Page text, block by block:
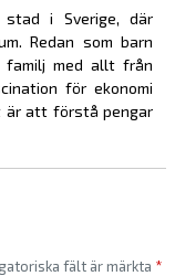
i Sverige, där
Redan som barn
familj med allt från
för ekonomi
är att förstå pengar
fält är märkta *